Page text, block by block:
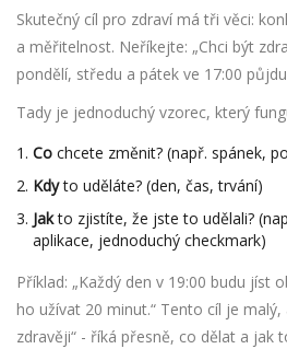
Skutečný cíl pro zdraví má tři věci:
a měřitelnost. Neříkejte: „Chci být
pondělí, středu a pátek ve 17:00
Tady je jednoduchý vzorec, který
Co chcete změnit? (např. spánek,
Kdyto uděláte? (den, čas, trvání)
Jakto zjistíte, že jste to udělali?
aplikace, jednoduchý checkmark)
Příklad: „Každý den v 19:00 budu jíst
ho užívat 20 minut.“ Tento cíl je
zdravěji“ - říká přesně, co dělat a jak